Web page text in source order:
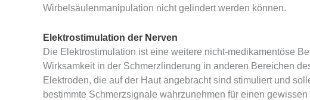
Wirbelsäulenmanipulation nicht gelindert werden können.
Elektrostimulation der Nerven
Die Elektrostimulation ist eine weitere nicht-medikamentöse
Wirksamkeit in der Schmerzlinderung in anderen Bereichen
Elektroden, die auf der Haut angebracht sind stimuliert und
bestimmte Schmerzsignale wahrzunehmen für einen